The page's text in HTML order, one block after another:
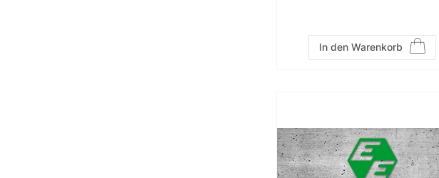
In den Warenkorb